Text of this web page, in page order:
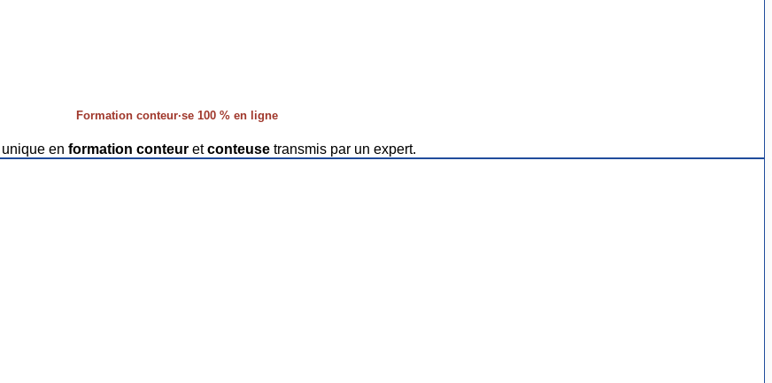
Formation conteur·se 100 % en ligne
en formation conteur etconteuse transmis par un expert.